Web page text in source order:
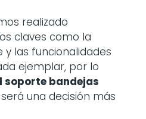
realizado
claves como la
y las funcionalidades
ejemplar, por lo
soporte bandejas
una decisión más